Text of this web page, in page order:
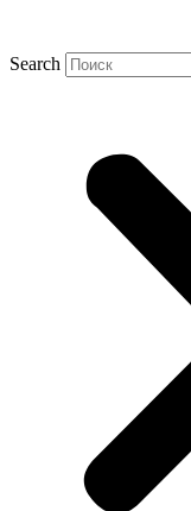
Search